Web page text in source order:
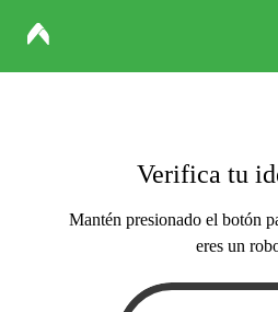
Verifica tu
Mantén presionado el botón
eres un